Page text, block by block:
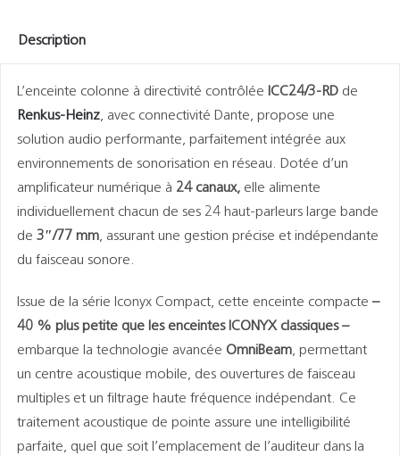
Description
L’enceinte colonne à directivité contrôlée ICC24/3-RD de
Renkus-Heinz, avec connectivité Dante, propose une
solution audio performante, parfaitement intégrée aux
environnements de sonorisation en réseau. Dotée d’un
amplificateur numérique à 24 canaux,elle alimente
individuellement chacun de ses 24 haut-parleurs large bande
de 3″/77 mm, assurant une gestion précise et indépendante
du faisceau sonore.
Issue de la série Iconyx Compact, cette enceinte compacte –
40 % plus petite que les enceintes ICONYX classiques –
embarque la technologie avancée OmniBeam, permettant
un centre acoustique mobile, des ouvertures de faisceau
multiples et un filtrage haute fréquence indépendant. Ce
traitement acoustique de pointe assure une intelligibilité
parfaite, quel que soit l’emplacement de l’auditeur dans la